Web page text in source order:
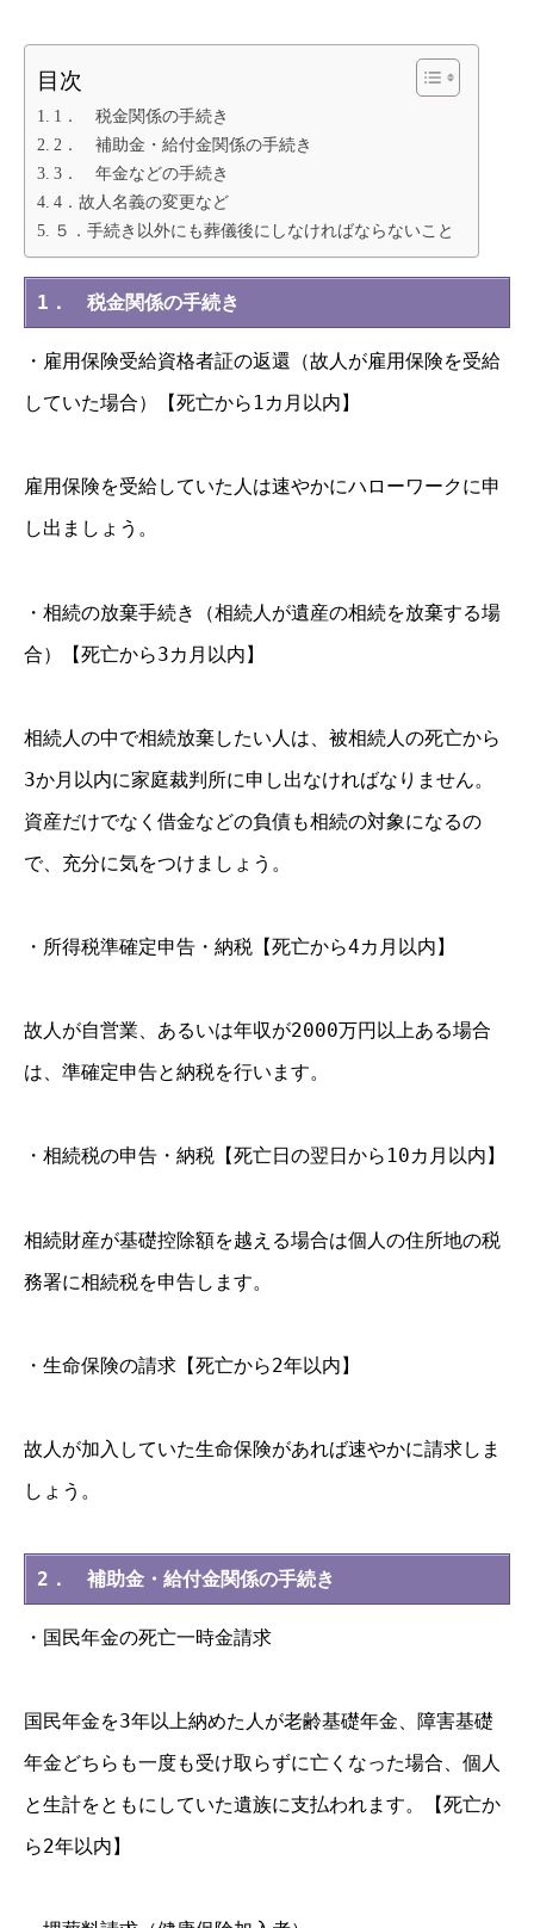
目次
1． 税金関係の手続き
2． 補助金・給付金関係の手続き
3． 年金などの手続き
4．故人名義の変更など
５．手続き以外にも葬儀後にしなければならないこと
1． 税金関係の手続き
・雇用保険受給資格者証の返還（故人が雇用保険を受給
していた場合）【死亡から1カ月以内】
雇用保険を受給していた人は速やかにハローワークに申
し出ましょう。
・相続の放棄手続き（相続人が遺産の相続を放棄する場
合）【死亡から3カ月以内】
相続人の中で相続放棄したい人は、被相続人の死亡から
3か月以内に家庭裁判所に申し出なければなりません。
資産だけでなく借金などの負債も相続の対象になるの
で、充分に気をつけましょう。
・所得税準確定申告・納税【死亡から4カ月以内】
故人が自営業、あるいは年収が2000万円以上ある場合
は、準確定申告と納税を行います。
・相続税の申告・納税【死亡日の翌日から10カ月以内】
相続財産が基礎控除額を越える場合は個人の住所地の税
務署に相続税を申告します。
・生命保険の請求【死亡から2年以内】
故人が加入していた生命保険があれば速やかに請求しま
しょう。
2． 補助金・給付金関係の手続き
・国民年金の死亡一時金請求
国民年金を3年以上納めた人が老齢基礎年金、障害基礎
年金どちらも一度も受け取らずに亡くなった場合、個人
と生計をともにしていた遺族に支払われます。【死亡か
ら2年以内】